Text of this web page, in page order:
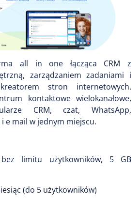
all in one łącząca CRM z
zarządzaniem zadaniami i
stron internetowych.
kontaktowe wielokanałowe,
CRM, czat, WhatsApp,
e mail w jednym miejscu.
limitu użytkowników, 5 GB
(do 5 użytkowników)